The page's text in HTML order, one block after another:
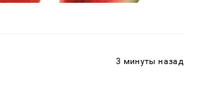
3 минуты назад